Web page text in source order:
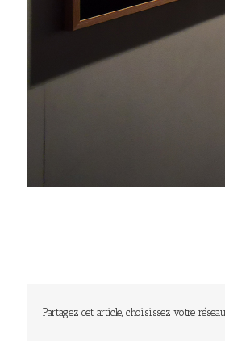
Partagez cet article, choisissez votre